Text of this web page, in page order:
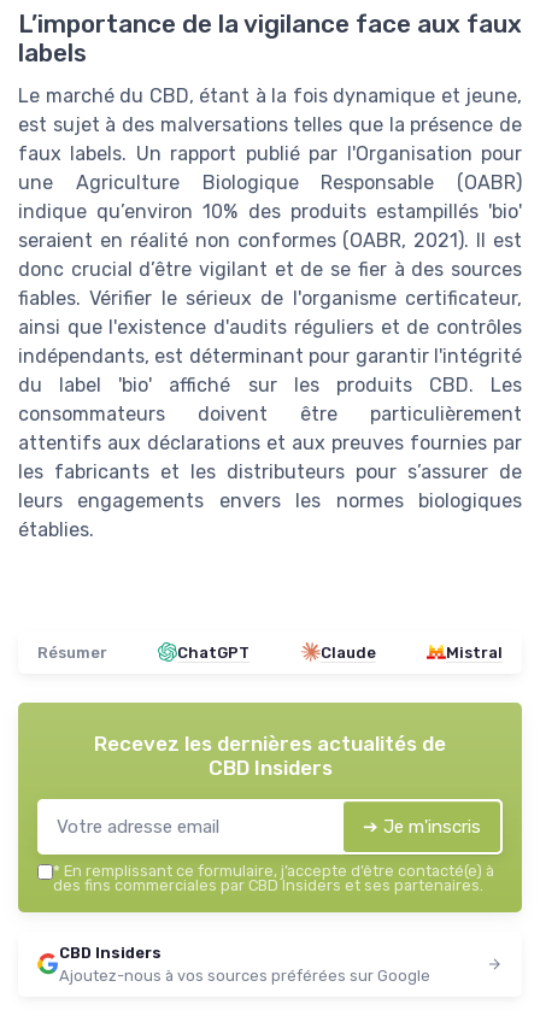
L’importance de la vigilance face aux faux
labels
Le marché du CBD, étant à la fois dynamique et jeune,
est sujet à des malversations telles que la présence de
faux labels. Un rapport publié par l'Organisation pour
une Agriculture Biologique Responsable (OABR)
indique qu’environ 10% des produits estampillés 'bio'
seraient en réalité non conformes (OABR, 2021). Il est
donc crucial d’être vigilant et de se fier à des sources
fiables. Vérifier le sérieux de l'organisme certificateur,
ainsi que l'existence d'audits réguliers et de contrôles
indépendants, est déterminant pour garantir l'intégrité
du label 'bio' affiché sur les produits CBD. Les
consommateurs doivent être particulièrement
attentifs aux déclarations et aux preuves fournies par
les fabricants et les distributeurs pour s’assurer de
leurs engagements envers les normes biologiques
établies.
Résumer ChatGPT Claude Mistral
Recevez les dernières actualités de
CBD Insiders
➔ Je m'inscris
* En remplissant ce formulaire, j’accepte d’être contacté(e) à
des fins commerciales par CBD Insiders et ses partenaires.
CBD Insiders
Ajoutez-nous à vos sources préférées sur Google